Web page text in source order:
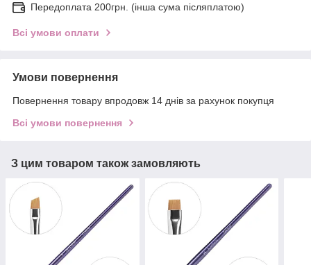
Передоплата 200грн. (інша сума післяплатою)
Всі умови оплати
Умови повернення
Повернення товару впродовж 14 днів за рахунок покупця
Всі умови повернення
З цим товаром також замовляють